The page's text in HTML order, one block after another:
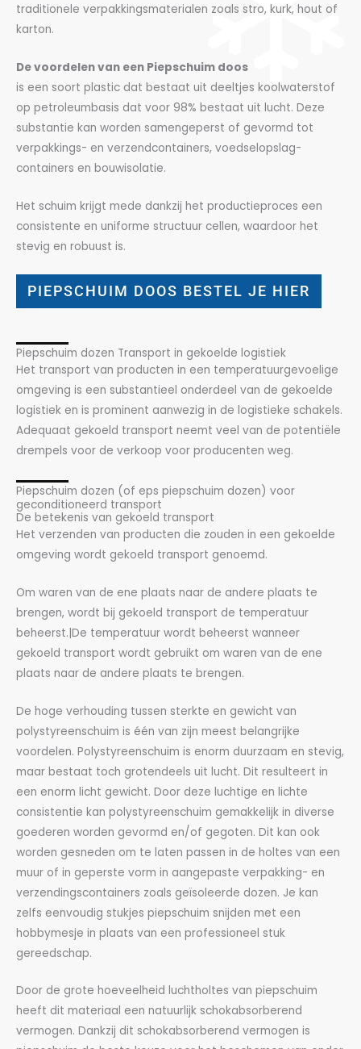
traditionele verpakkingsmaterialen zoals stro, kurk, hout of
karton.
De voordelen van een Piepschuim doos
is een soort plastic dat bestaat uit deeltjes koolwaterstof
op petroleumbasis dat voor 98% bestaat uit lucht. Deze
substantie kan worden samengeperst of gevormd tot
verpakkings- en verzendcontainers, voedselopslag-
containers en bouwisolatie.
Het schuim krijgt mede dankzij het productieproces een
consistente en uniforme structuur cellen, waardoor het
stevig en robuust is.
PIEPSCHUIM DOOS BESTEL JE HIER
Piepschuim dozen Transport in gekoelde logistiek
Het transport van producten in een temperatuurgevoelige
omgeving is een substantieel onderdeel van de gekoelde
logistiek en is prominent aanwezig in de logistieke schakels.
Adequaat gekoeld transport neemt veel van de potentiële
drempels voor de verkoop voor producenten weg.
Piepschuim dozen (of eps piepschuim dozen) voor
geconditioneerd transport
De betekenis van gekoeld transport
Het verzenden van producten die zouden in een gekoelde
omgeving wordt gekoeld transport genoemd.
Om waren van de ene plaats naar de andere plaats te
brengen, wordt bij gekoeld transport de temperatuur
beheerst.|De temperatuur wordt beheerst wanneer
gekoeld transport wordt gebruikt om waren van de ene
plaats naar de andere plaats te brengen.
De hoge verhouding tussen sterkte en gewicht van
polystyreenschuim is één van zijn meest belangrijke
voordelen. Polystyreenschuim is enorm duurzaam en stevig,
maar bestaat toch grotendeels uit lucht. Dit resulteert in
een enorm licht gewicht. Door deze luchtige en lichte
consistentie kan polystyreenschuim gemakkelijk in diverse
goederen worden gevormd en/of gegoten. Dit kan ook
worden gesneden om te laten passen in de holtes van een
muur of in geperste vorm in aangepaste verpakking- en
verzendingscontainers zoals geïsoleerde dozen. Je kan
zelfs eenvoudig stukjes piepschuim snijden met een
hobbymesje in plaats van een professioneel stuk
gereedschap.
Door de grote hoeveelheid luchtholtes van piepschuim
heeft dit materiaal een natuurlijk schokabsorberend
vermogen. Dankzij dit schokabsorberend vermogen is